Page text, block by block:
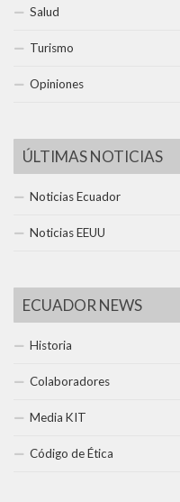
Salud
Turismo
Opiniones
ÚLTIMAS NOTICIAS
Noticias Ecuador
Noticias EEUU
ECUADOR NEWS
Historia
Colaboradores
Media KIT
Código de Ética